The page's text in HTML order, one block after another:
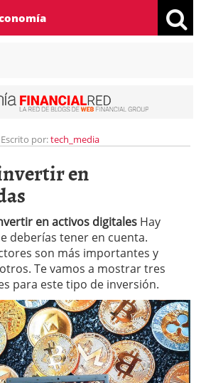
Escrito por:tech_media
en
en activos digitales Hay
deberías tener en cuenta.
son más importantes y
Te vamos a mostrar tres
para este tipo de inversión.